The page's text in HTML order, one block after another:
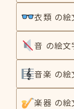
衣類 の
音 の絵
音楽 の
楽器 の